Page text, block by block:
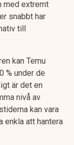
med extremt
snabbt har
till
kan Temu
% under de
är det en
nivå av
kan vara
enkla att hantera